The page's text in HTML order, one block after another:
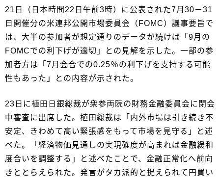
21日（日本時間22日午前3時）に公表された7月30－31
日開催分の米連邦公開市場委員会（FOMC）議事要旨で
は、大半の参加者が想定通りのデータが続けば「9月の
FOMCでの利下げが適切」との見解を示した。一部の参
加者方は「7月会合での0.25％の利下げを支持する可能
性もあった」との内容が示された。
23日に植田日銀総裁が衆参両院の財務金融委員会に閉会
中審査に出席した。植田総裁は「内外市場は引き続き不
安定、きわめて高い緊張感をもって市場を見守る」と述
べた。「経済物価見通しの実現確度が高まれば金融緩和
度合いを調整する」と述べたことで、金融正常化へ前向
きととらえられた。発言がタカ派的と捉えられて円買い